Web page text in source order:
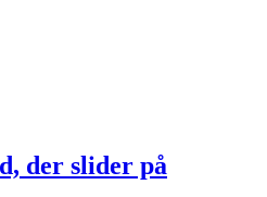
der slider på